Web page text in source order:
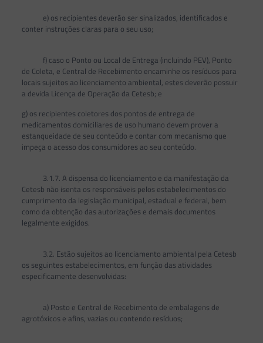
e) os recipientes deverão ser sinalizados, identificados e
conter instruções claras para o seu uso;
f) caso o Ponto ou Local de Entrega (incluindo PEV), Ponto
de Coleta, e Central de Recebimento encaminhe os resíduos para
locais sujeitos ao licenciamento ambiental, estes deverão possuir
a devida Licença de Operação da Cetesb; e
g) os recipientes coletores dos pontos de entrega de
medicamentos domiciliares de uso humano devem prover a
estanqueidade de seu conteúdo e contar com mecanismo que
impeça o acesso dos consumidores ao seu conteúdo.
3.1.7. A dispensa do licenciamento e da manifestação da
Cetesb não isenta os responsáveis pelos estabelecimentos do
cumprimento da legislação municipal, estadual e federal, bem
como da obtenção das autorizações e demais documentos
legalmente exigidos.
3.2. Estão sujeitos ao licenciamento ambiental pela Cetesb
os seguintes estabelecimentos, em função das atividades
especificamente desenvolvidas:
a) Posto e Central de Recebimento de embalagens de
agrotóxicos e afins, vazias ou contendo resíduos;